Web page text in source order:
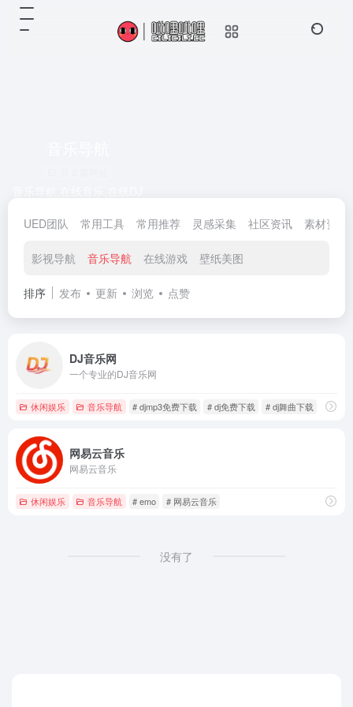
UED团队 常用工具 常用推荐 灵感采集 社区资讯 素材资源
影视导航 音乐导航 在线游戏 壁纸美图
排序 发布 更新 浏览 点赞
DJ音乐网
一个专业的DJ音乐网
休闲娱乐 音乐导航 # djmp3免费下载 # dj免费下载 # dj舞曲下载
网易云音乐
网易云音乐
休闲娱乐 音乐导航 # emo # 网易云音乐
没有了